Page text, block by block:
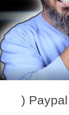
كل ما تريد معرفته عن موقع باي بال Paypal (